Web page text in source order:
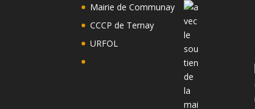
Mairie de Communay
CCCP de Ternay
URFOL